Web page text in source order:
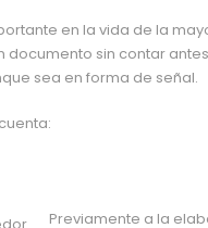
en la vida de la
sin contar
sea en forma de señal.
Previamente a la